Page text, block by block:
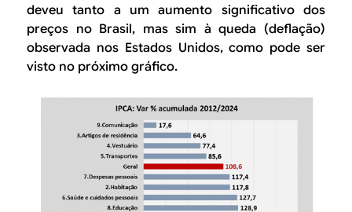
deveu tanto a um aumento significativo dos
preços no Brasil, mas sim à queda (deflação)
observada nos Estados Unidos, como pode ser
visto no próximo gráfico.